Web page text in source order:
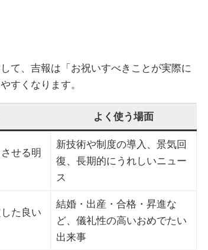
て、吉報は「お祝いすべきことが実際に
すくなります。
よく使う場面
せる明
新技術や制度の導入、景気回
復、長期的にうれしいニュー
ス
た良い
結婚・出産・合格・昇進な
ど、儀礼性の高いおめでたい
出来事